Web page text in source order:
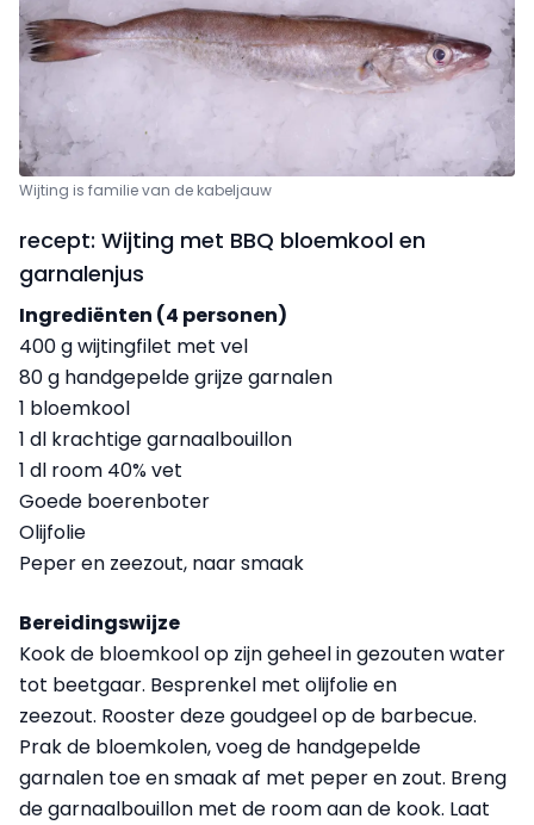
Wijting is familie van de kabeljauw
recept: Wijting met BBQ bloemkool en
garnalenjus
Ingrediënten (4 personen)
400 g wijtingfilet met vel
80 g handgepelde grijze garnalen
1 bloemkool
1 dl krachtige garnaalbouillon
1 dl room 40% vet
Goede boerenboter
Olijfolie
Peper en zeezout, naar smaak
Bereidingswijze
Kook de bloemkool op zijn geheel in gezouten water
tot beetgaar. Besprenkel met olijfolie en
zeezout. Rooster deze goudgeel op de barbecue.
Prak de bloemkolen, voeg de handgepelde
garnalen toe en smaak af met peper en zout. Breng
de garnaalbouillon met de room aan de kook. Laat